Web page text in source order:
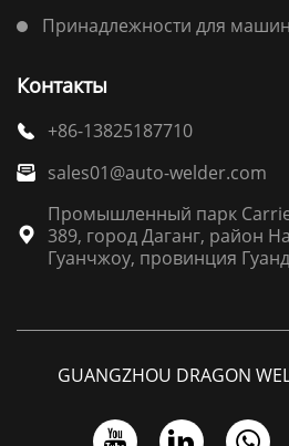
Принадлежности для
Контакты
 +86-13825187710
 sales01@auto-welder.com

Промышленный парк
389, город Даганг, район
Гуанчжоу, провинция
GUANGZHOU DRAGON